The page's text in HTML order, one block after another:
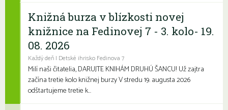
Knižná burza v blízkosti novej
knižnice na Fedinovej 7 - 3. kolo- 19.
08. 2026
Každý deň | Detské ihrisko Fedinova 7
Milí naši čitatelia, DARUJTE KNIHÁM DRUHÚ ŠANCU! Už zajtra
začína tretie kolo knižnej burzy V stredu 19. augusta 2026
odštartujeme tretie k...